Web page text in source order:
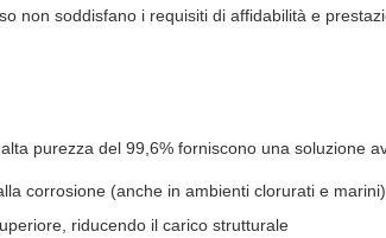
non soddisfano i requisiti di affidabilità e
purezza del 99,6% forniscono una soluzione
corrosione (anche in ambienti clorurati e marini)
riducendo il carico strutturale